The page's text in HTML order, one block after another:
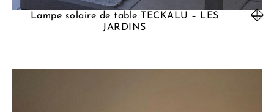
Lampe solaire de table TECKALU – LES
JARDINS